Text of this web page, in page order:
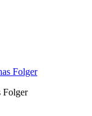
Folger